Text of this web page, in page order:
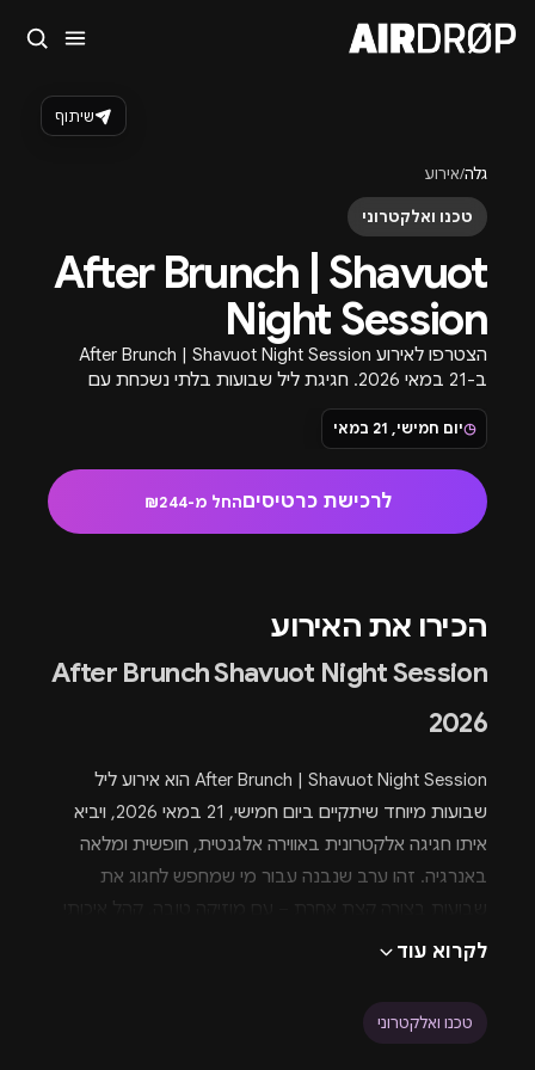
גלה/אירוע
טכנו ואלקטרוני
After Brunch | Shavuot
Night Session
הצטרפו לאירוע After Brunch | Shavuot Night Session
ב-21 במאי 2026. חגיגת ליל שבועות בלתי נשכחת עם
מוזיקה טובה ואווירה תוססת.
◷יום חמישי, 21 במאי
לרכישת כרטיסיםהחל מ-₪244
שיתוף
הכירו את האירוע
After Brunch Shavuot Night Session
2026
After Brunch | Shavuot Night Session הוא אירוע ליל
שבועות מיוחד שיתקיים ביום חמישי, 21 במאי 2026, ויביא
איתו חגיגה אלקטרונית באווירה אלגנטית, חופשית ומלאה
באנרגיה. זהו ערב שנבנה עבור מי שמחפש לחגוג את
שבועות בצורה קצת אחרת – עם מוזיקה טובה, קהל איכותי
והפקה מוקפדת.
קלאסית, הפעם החוויה עוברת אל תוך הלילה, עם סשן
לקרוא עוד
טכנו ואלקטרוני
סגור